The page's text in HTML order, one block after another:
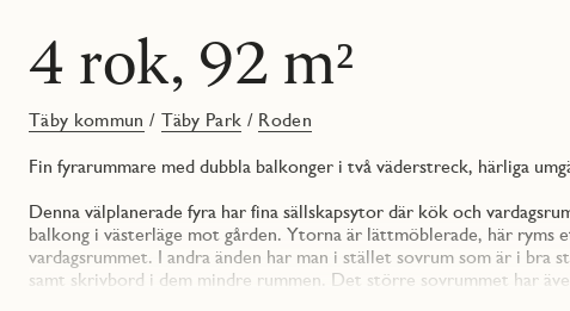
4 rok, 92 m²
Täby kommun / Täby Park / Roden
Fin fyrarummare med dubbla balkonger i två väderstreck, härliga
Denna välplanerade fyra har fina sällskapsytor där kök och
balkong i västerläge mot gården. Ytorna är lättmöblerade, här
vardagsrummet. I andra änden har man i stället sovrum som är i bra
samt skrivbord i dem mindre rummen. Det större sovrummet har